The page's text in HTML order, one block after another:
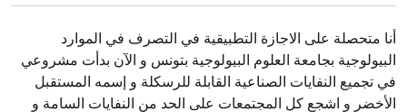
أنا متحصلة على الاجازة التطبيقية في التصرف في الموارد
البيولوجية بجامعة العلوم البيولوجية بتونس و الآن بدأت مشروعي
في تجميع النفايات الصناعية القابلة للرسكلة و إسمه المستقبل
الأخضر و اشجع كل المجتمعات على الحد من النفايات السامة و